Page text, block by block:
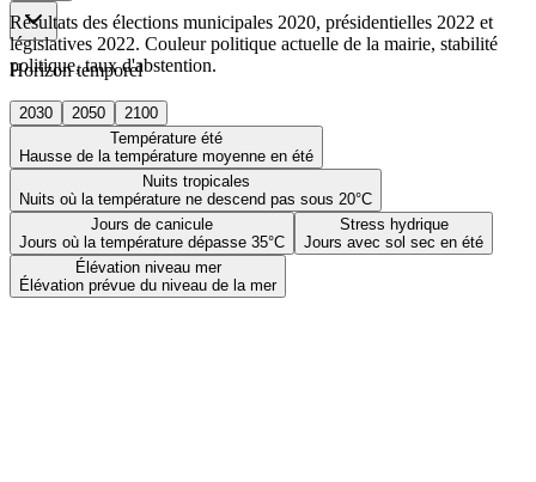
Horizon temporel
2030 2050
2100
Température été
Hausse de la température moyenne en été
Nuits tropicales
Nuits où la température ne descend pas sous 20°C
Jours de canicule
Jours où la température dépasse 35°C
Stress hydrique
Jours avec sol sec en été
Élévation niveau mer
Élévation prévue du niveau de la mer
Résultats des élections municipales 2020, présidentielles 2022 et
législatives 2022. Couleur politique actuelle de la mairie, stabilité
politique, taux d'abstention.